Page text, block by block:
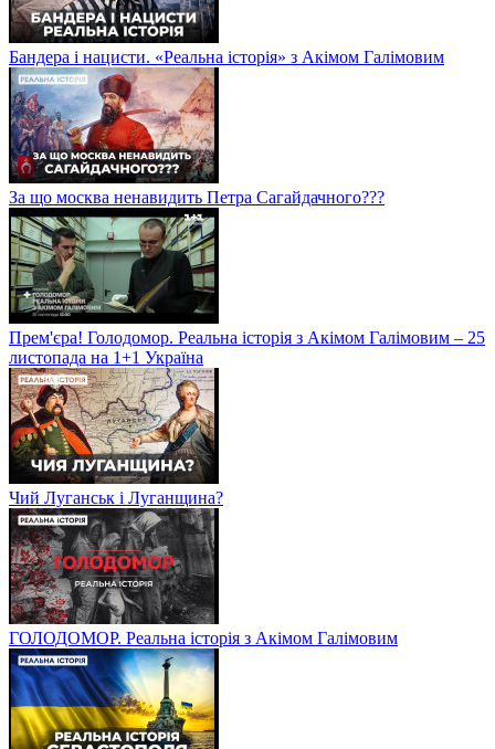
Бандера і нацисти. «Реальна історія» з Акімом Галімовим
За що москва ненавидить Петра Сагайдачного???
Прем'єра! Голодомор. Реальна історія з Акімом Галімовим – 25
листопада на 1+1 Україна
Чий Луганськ і Луганщина?
ГОЛОДОМОР. Реальна історія з Акімом Галімовим